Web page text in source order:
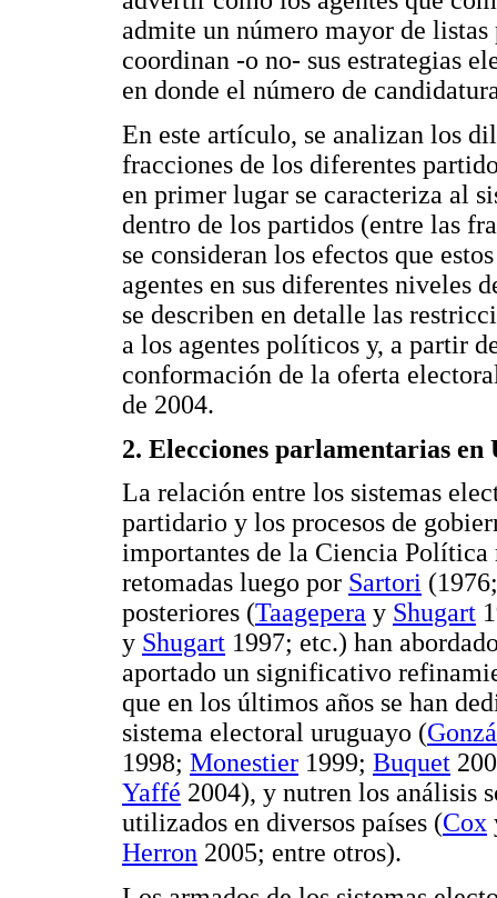
admite un número mayor de
coordinan -o no- sus estrategias
en donde el número de
En este artículo, se analizan los
fracciones de los diferentes
en primer lugar se caracteriza al
dentro de los partidos (entre las
se consideran los efectos que
agentes en sus diferentes niveles
se describen en detalle las
a los agentes políticos y, a partir
conformación de la oferta
de 2004.
2. Elecciones parlamentarias
La relación entre los sistemas
partidario y los procesos de
importantes de la Ciencia
retomadas luego por Sartori
posteriores (Taagepera y Shugart
y Shugart 1997; etc.) han
aportado un significativo
que en los últimos años se han
sistema electoral uruguayo (
1998; Monestier 1999; Buquet
Yaffé 2004), y nutren los análisis
utilizados en diversos países (Cox
Herron 2005; entre otros).